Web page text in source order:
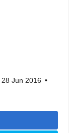
28 Jun 2016